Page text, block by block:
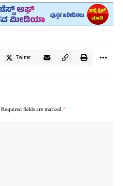
Twitter
Required fields are marked *